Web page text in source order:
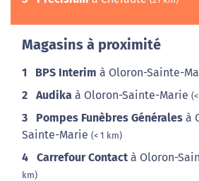
Magasins à proximité
1 BPS Interim à Oloron-Sainte-
2 Audika à Oloron-Sainte-Marie
3 Pompes Funèbres Générales à
Sainte-Marie (< 1 km)
4 Carrefour Contact à Oloron-
km)